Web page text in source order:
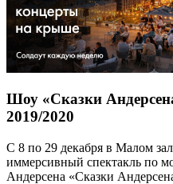
Шоу «Сказки
2019/2020
С 8 по 29 декабря в Малом
иммерсивный спектакль по
Андерсена «Сказки